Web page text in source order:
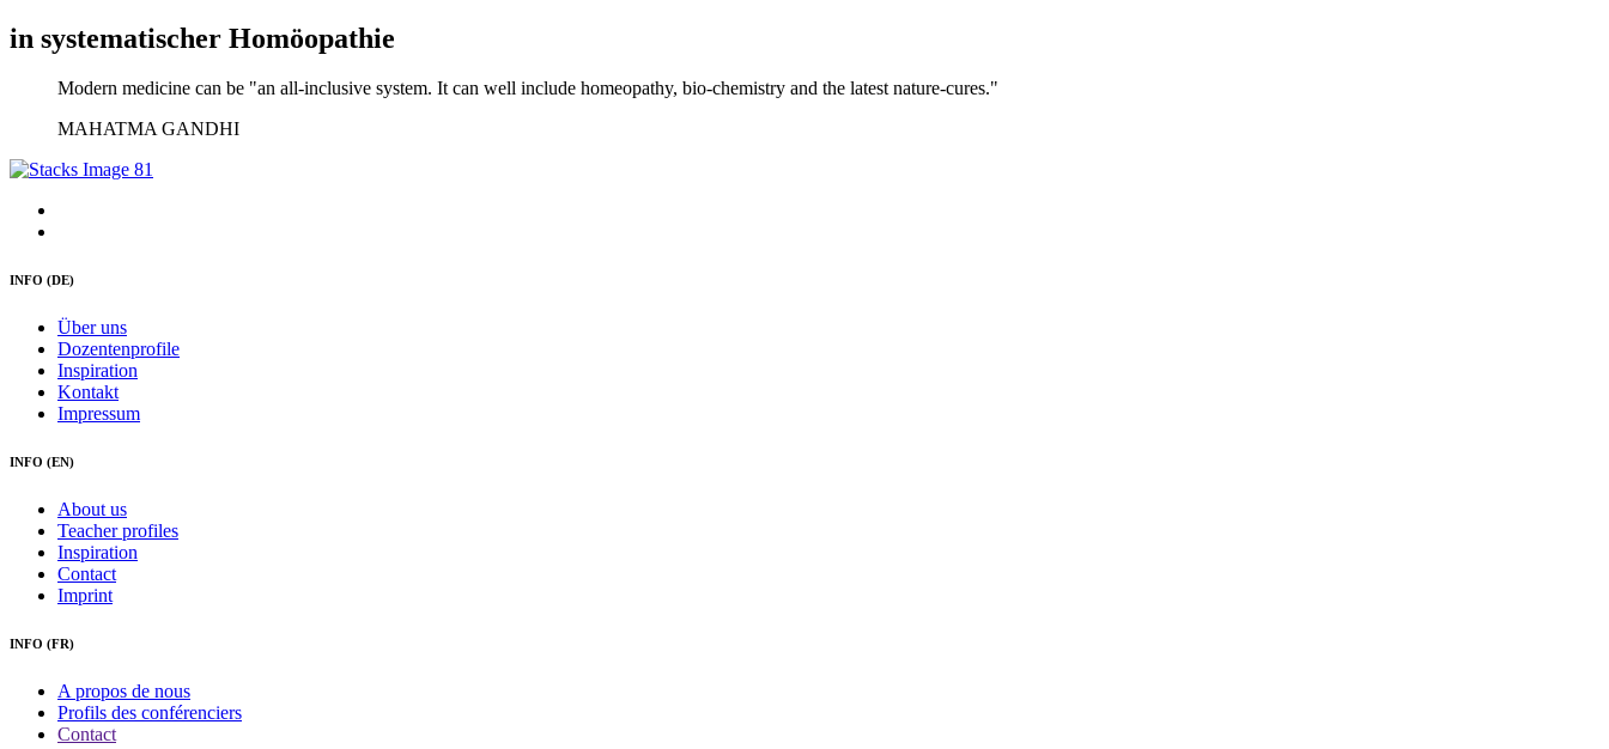
in systematischer Homöopathie
Modern medicine can be "an all-inclusive system. It can well include homeopathy, bio-chemistry and the latest nature-cures."
MAHATMA GANDHI
INFO (DE)
Über uns
Dozentenprofile
Inspiration
Kontakt
Impressum
INFO (EN)
About us
Teacher profiles
Inspiration
Contact
Imprint
INFO (FR)
A propos de nous
Profils des conférenciers
Contact